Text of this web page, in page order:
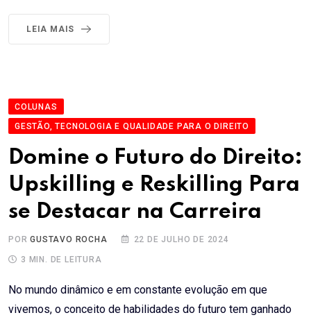
LEIA MAIS
COLUNAS
GESTÃO, TECNOLOGIA E QUALIDADE PARA O DIREITO
Domine o Futuro do Direito:
Upskilling e Reskilling Para
se Destacar na Carreira
PORGUSTAVO ROCHA 22 DE JULHO DE 2024
3 MIN. DE LEITURA
No mundo dinâmico e em constante evolução em que
vivemos, o conceito de habilidades do futuro tem ganhado